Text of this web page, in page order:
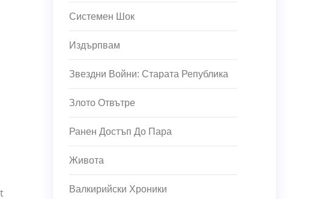
Системен Шок
Издърпвам
Звездни Войни: Старата Република
Злото Отвътре
Ранен Достъп До Пара
Живота
Валкирийски Хроники